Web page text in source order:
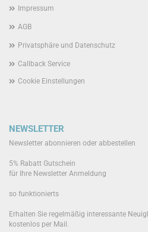
Impressum
AGB
Privatsphäre und Datenschutz
Callback Service
Cookie Einstellungen
NEWSLETTER
Newsletter abonnieren oder abbestellen
5% Rabatt Gutschein
für Ihre Newsletter Anmeldung
so funktionierts
Erhalten Sie regelmäßig interessante
kostenlos per Mail.